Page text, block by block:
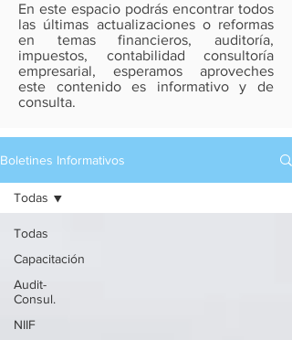
En este espacio podrás encontrar todos
las últimas actualizaciones o reformas
en temas financieros, auditoría,
impuestos, contabilidad consultoría
empresarial, esperamos aproveches
este contenido es informativo y de
consulta.
Boletines Informativos
Todas
Capacitación
Audit-
Consul.
NIIF
Todas